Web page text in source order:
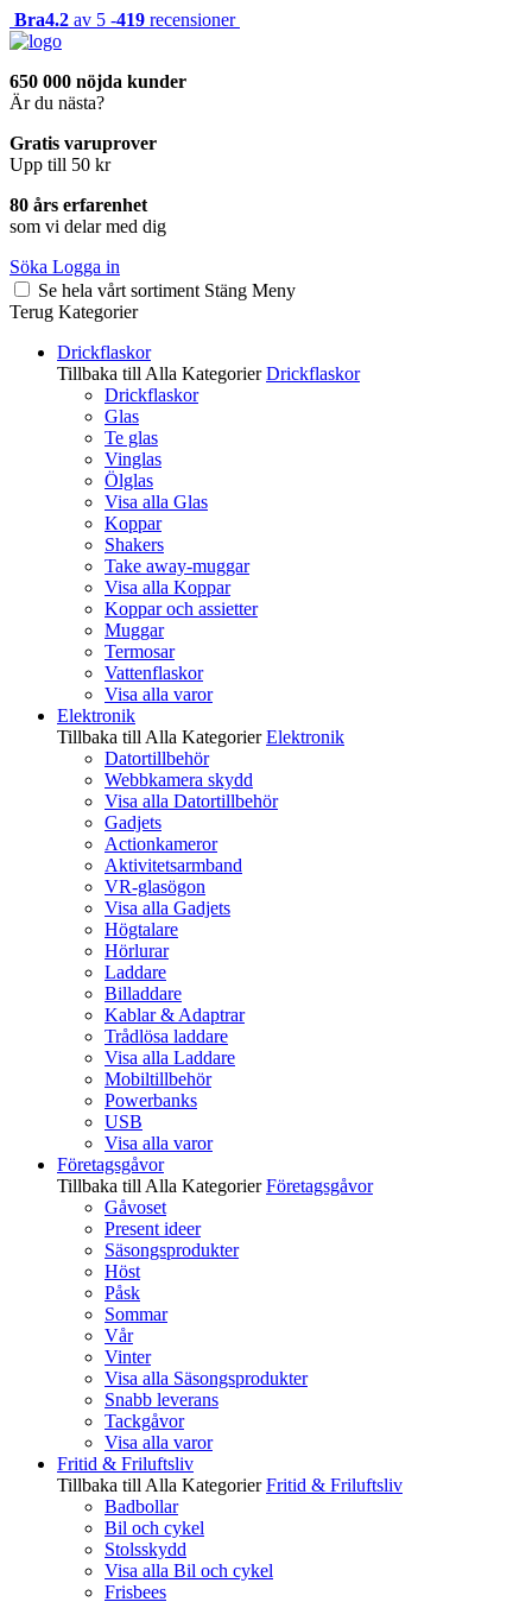
Bra4.2 av 5 -419 recensioner
650 000 nöjda kunder
Är du nästa?
Gratis varuprover
Upp till 50 kr
80 års erfarenhet
som vi delar med dig
Söka Logga in
Se hela vårt sortiment Stäng Meny
Terug Kategorier
Drickflaskor
Tillbaka till Alla Kategorier Drickflaskor
Drickflaskor
Glas
Te glas
Vinglas
Ölglas
Visa alla Glas
Koppar
Shakers
Take away-muggar
Visa alla Koppar
Koppar och assietter
Muggar
Termosar
Vattenflaskor
Visa alla varor
Elektronik
Tillbaka till Alla Kategorier Elektronik
Datortillbehör
Webbkamera skydd
Visa alla Datortillbehör
Gadjets
Actionkameror
Aktivitetsarmband
VR-glasögon
Visa alla Gadjets
Högtalare
Hörlurar
Laddare
Billaddare
Kablar & Adaptrar
Trådlösa laddare
Visa alla Laddare
Mobiltillbehör
Powerbanks
USB
Visa alla varor
Företagsgåvor
Tillbaka till Alla Kategorier Företagsgåvor
Gåvoset
Present ideer
Säsongsprodukter
Höst
Påsk
Sommar
Vår
Vinter
Visa alla Säsongsprodukter
Snabb leverans
Tackgåvor
Visa alla varor
Fritid & Friluftsliv
Tillbaka till Alla Kategorier Fritid & Friluftsliv
Badbollar
Bil och cykel
Stolsskydd
Visa alla Bil och cykel
Frisbees